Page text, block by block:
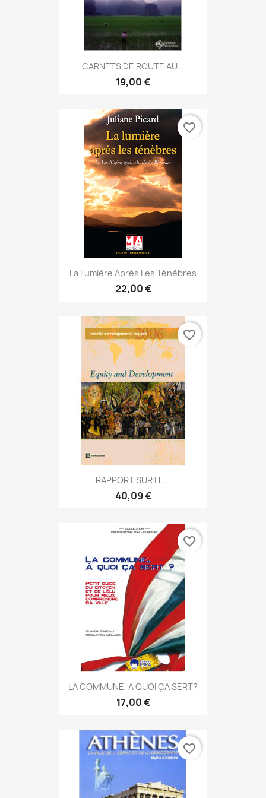
CARNETS DE ROUTE AU...
19,00 €
La Lumière Après Les Ténèbres
22,00 €
favorite_border
RAPPORT SUR LE...
40,09 €
favorite_border
LA COMMUNE, A QUOI ÇA SERT?
17,00 €
favorite_border
favorite_border